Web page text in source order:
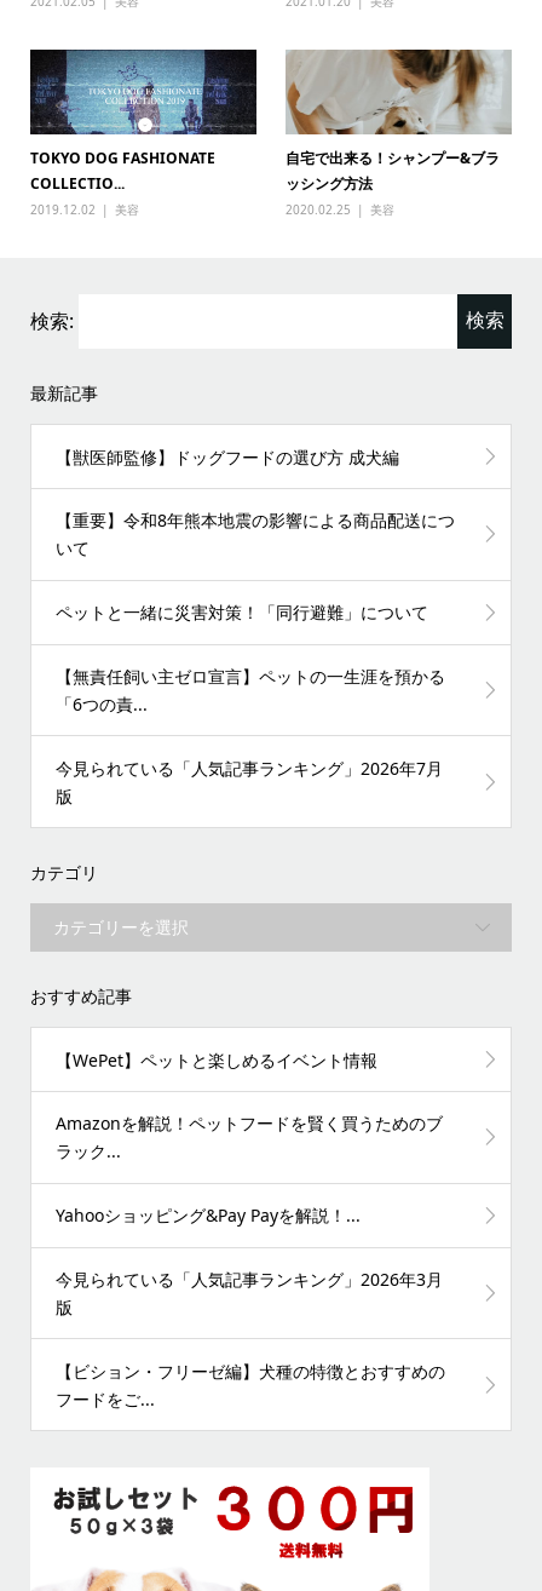
TOKYO DOG FASHIONATE
COLLECTIO...
2019.12.02 美容
自宅で出来る！シャンプー&ブラ
ッシング方法
2020.02.25 美容
検索:
最新記事
【獣医師監修】ドッグフードの選び方 成犬編
【重要】令和8年熊本地震の影響による商品配送につ
いて
ペットと一緒に災害対策！「同行避難」について
【無責任飼い主ゼロ宣言】ペットの一生涯を預かる
「6つの責...
今見られている「人気記事ランキング」2026年7月
版
カテゴリ
おすすめ記事
【WePet】ペットと楽しめるイベント情報
Amazonを解説！ペットフードを賢く買うためのブ
ラック...
Yahooショッピング&Pay Payを解説！...
今見られている「人気記事ランキング」2026年3月
版
【ビション・フリーゼ編】犬種の特徴とおすすめの
フードをご...